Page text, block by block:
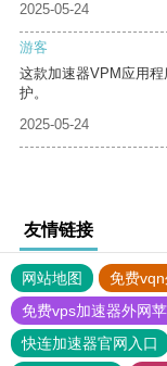
2025-05-24
游客
这款加速器VPM应用
护。
2025-05-24
友情链接
网站地图 免费
免费vps加速器外网
快连加速器官网入口